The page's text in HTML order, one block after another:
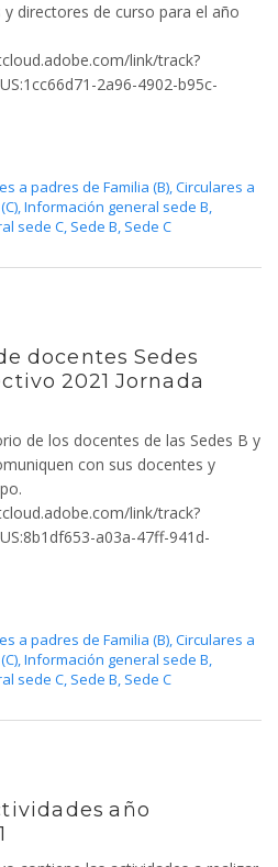
directores de curso para el año
link/track?
2a96-4902-b95c-
a padres de Familia (B),Circulares a
,Información general sede B,
sede C, Sede B, Sede C
docentes Sedes
2021 Jornada
de los docentes de las Sedes B y
con sus docentes y
link/track?
a03a-47ff-941d-
a padres de Familia (B),Circulares a
,Información general sede B,
sede C, Sede B, Sede C
año